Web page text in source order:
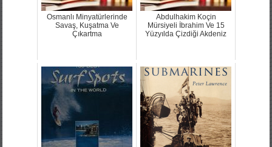
Osmanlı Minyatürlerinde
Savaş, Kuşatma Ve
Çıkartma
Abdulhakim Koçin
Mürsiyeli İbrahim Ve 15
Yüzyılda Çizdiği Akdeniz